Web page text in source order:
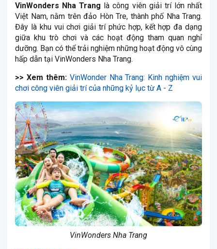
VinWonders Nha Trang là công viên giải trí lớn nhất
Việt Nam, nằm trên đảo Hòn Tre, thành phố Nha Trang.
Đây là khu vui chơi giải trí phức hợp, kết hợp đa dạng
giữa khu trò chơi và các hoạt động tham quan nghỉ
dưỡng. Bạn có thể trải nghiệm những hoạt động vô cùng
hấp dẫn tại VinWonders Nha Trang.
>> Xem thêm: VinWonder Nha Trang: Kinh nghiệm vui
chơi công viên giải trí của những kỷ lục từ A - Z
VinWonders Nha Trang